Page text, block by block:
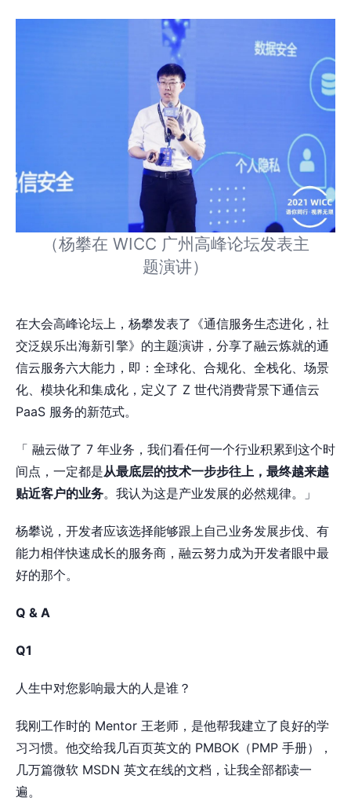
（杨攀在 WICC 广州高峰论坛发表主
题演讲）
在大会高峰论坛上，杨攀发表了《通信服务生态进化，社
交泛娱乐出海新引擎》的主题演讲，分享了融云炼就的通
信云服务六大能力，即：全球化、合规化、全栈化、场景
化、模块化和集成化，定义了 Z 世代消费背景下通信云
PaaS 服务的新范式。
「 融云做了 7 年业务，我们看任何一个行业积累到这个时
间点，一定都是从最底层的技术一步步往上，最终越来越
贴近客户的业务。我认为这是产业发展的必然规律。」
杨攀说，开发者应该选择能够跟上自己业务发展步伐、有
能力相伴快速成长的服务商，融云努力成为开发者眼中最
好的那个。
Q & A
Q1
人生中对您影响最大的人是谁？
我刚工作时的 Mentor 王老师，是他帮我建立了良好的学
习习惯。他交给我几百页英文的 PMBOK（PMP 手册），
几万篇微软 MSDN 英文在线的文档，让我全部都读一
遍。